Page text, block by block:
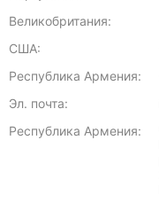
Великобритания:
США:
Республика Армения:
Эл. почта:
Республика Армения: